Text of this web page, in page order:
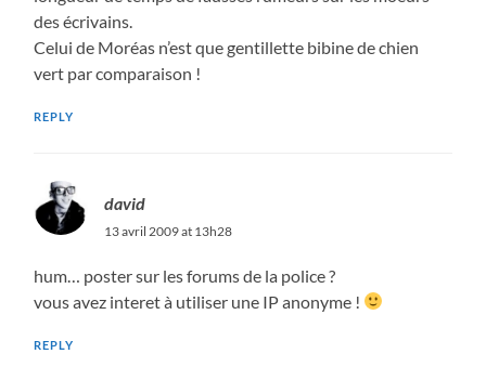
des écrivains.
Celui de Moréas n’est que gentillette bibine de chien
vert par comparaison !
REPLY
david
13 avril 2009 at 13h28
hum… poster sur les forums de la police ?
vous avez interet à utiliser une IP anonyme !
REPLY